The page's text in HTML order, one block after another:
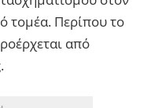
τομέα. Περίπου το
από